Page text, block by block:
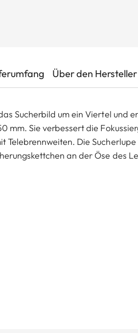
Über den Hersteller
Sucherbild um ein Viertel und
mm. Sie verbessert die
Telebrennweiten. Die
an der Öse des
mit dem Okular